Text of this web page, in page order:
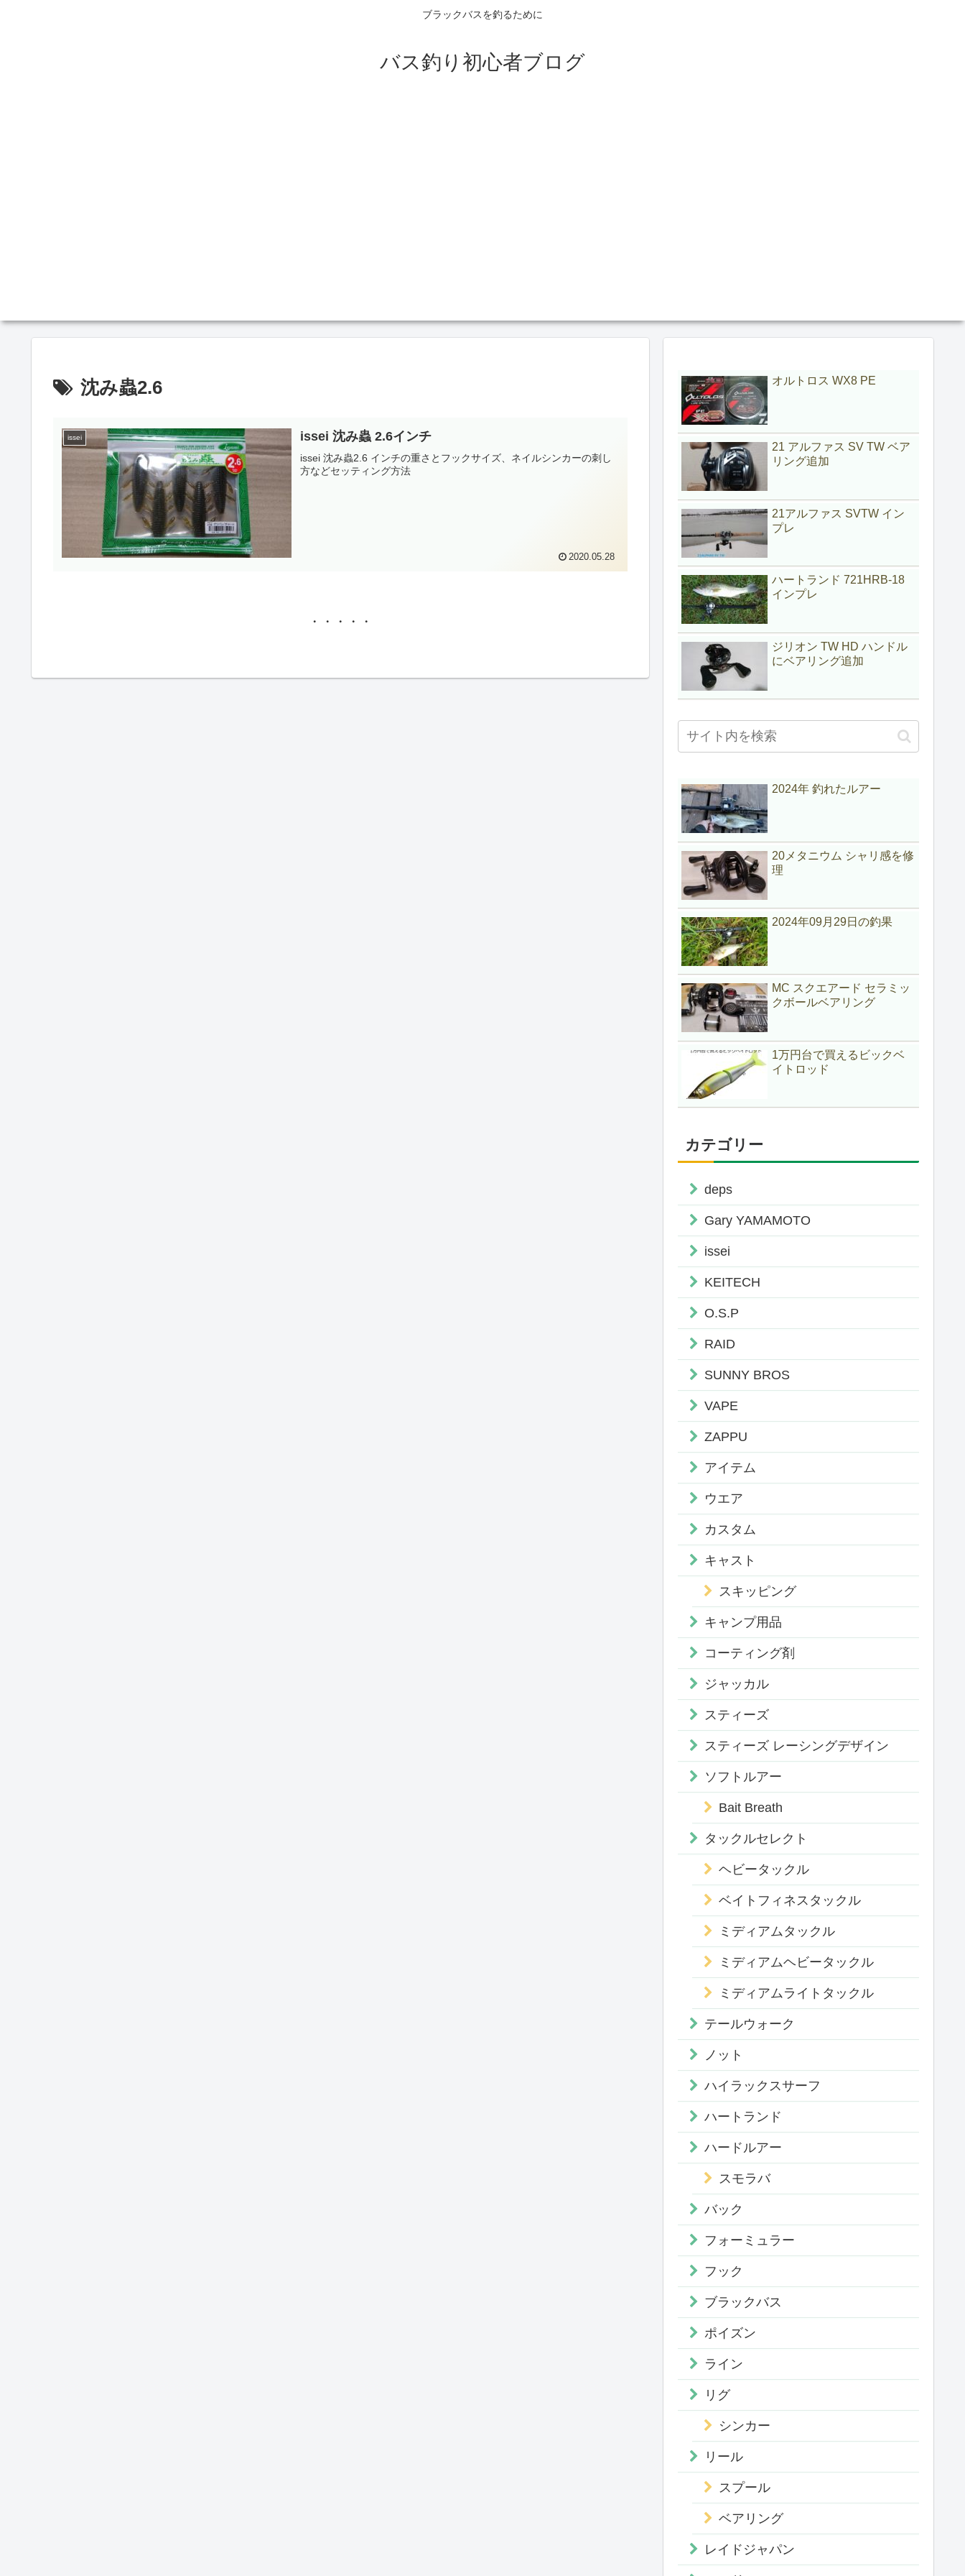
ブラックバスを釣るために
バス釣り初心者ブログ
沈み蟲2.6
issei issei 沈み蟲 2.6インチ
issei 沈み蟲2.6 インチの重さとフックサイズ、ネイルシンカーの刺し
方などセッティング方法
2020.05.28
・・・・・
オルトロス WX8 PE
21 アルファス SV TW ベア
リング追加
21アルファス SVTW イン
プレ
ハートランド 721HRB-18
インプレ
ジリオン TW HD ハンドル
にベアリング追加
2024年 釣れたルアー
20メタニウム シャリ感を修
理
2024年09月29日の釣果
MC スクエアード セラミッ
クボールベアリング
1万円台で買えるビックベ
イトロッド
カテゴリー
deps
Gary YAMAMOTO
issei
KEITECH
O.S.P
RAID
SUNNY BROS
VAPE
ZAPPU
アイテム
ウエア
カスタム
キャスト
スキッピング
キャンプ用品
コーティング剤
ジャッカル
スティーズ
スティーズ レーシングデザイン
ソフトルアー
Bait Breath
タックルセレクト
ヘビータックル
ベイトフィネスタックル
ミディアムタックル
ミディアムヘビータックル
ミディアムライトタックル
テールウォーク
ノット
ハイラックスサーフ
ハートランド
ハードルアー
スモラバ
バック
フォーミュラー
フック
ブラックバス
ポイズン
ライン
リグ
シンカー
リール
スプール
ベアリング
レイドジャパン